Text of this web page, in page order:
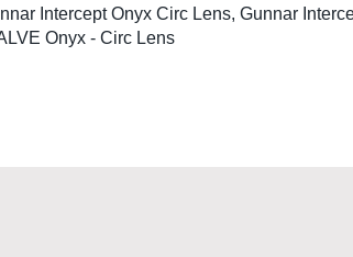
Intercept Onyx Circ Lens, Gunnar
Onyx - Circ Lens